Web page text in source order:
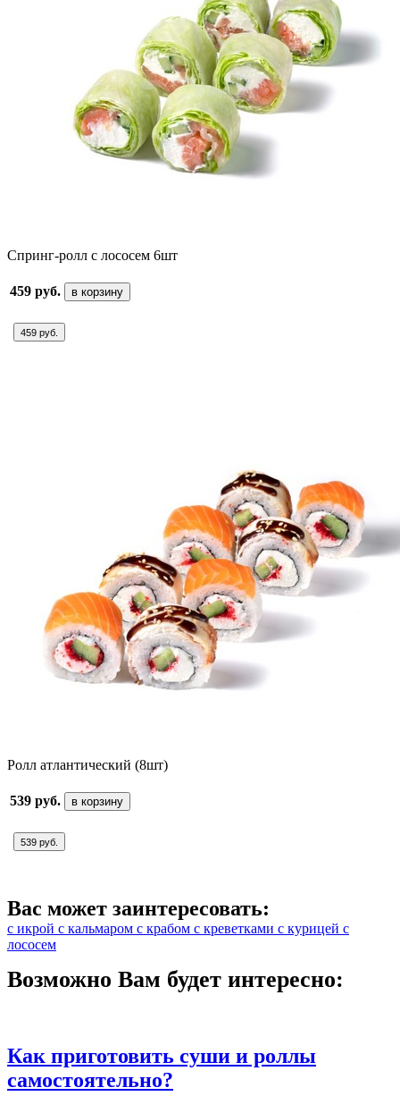
Спринг-ролл с лососем 6шт
459 руб. в корзину
459 руб.
Ролл атлантический (8шт)
539 руб. в корзину
539 руб.
Вас может заинтересовать:
с икрой с кальмаром с крабом с креветками с курицей с
лососем
Возможно Вам будет интересно:
Как приготовить суши и роллы
самостоятельно?